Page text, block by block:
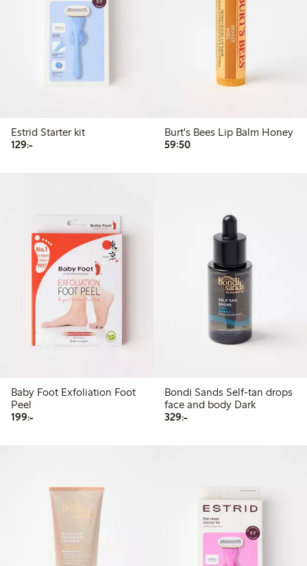
Estrid Starter kit
129:-129,00 kr
Burt's Bees Lip Balm Honey
59:5059,50 kr
Baby Foot Exfoliation Foot
Peel
199:-199,00 kr
Bondi Sands Self-tan drops
face and body Dark
329:-329,00 kr